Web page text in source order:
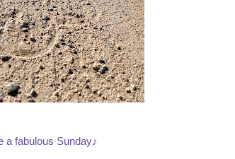
a fabulous Sunday♪